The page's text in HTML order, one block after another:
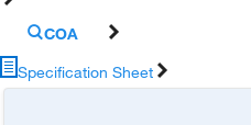
COA
Specification Sheet